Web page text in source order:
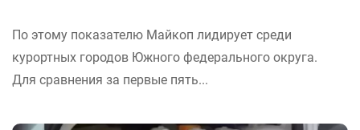
По этому показателю Майкоп лидирует среди
курортных городов Южного федерального округа.
Для сравнения за первые пять...